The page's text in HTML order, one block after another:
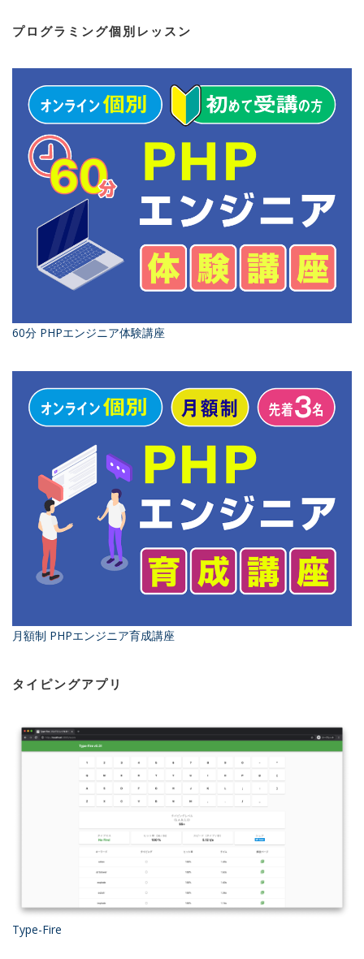
プログラミング個別レッスン
60分 PHPエンジニア体験講座
月額制 PHPエンジニア育成講座
タイピングアプリ
Type-Fire